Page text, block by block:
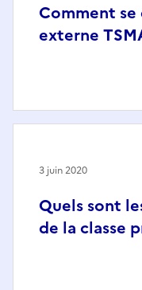
Comment
externe
Quels sont
de la classe
3 juin 2020